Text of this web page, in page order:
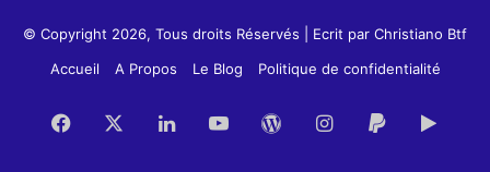
© Copyright 2026, Tous droits Réservés | Ecrit par Christiano Btf
Accueil
A Propos Le Blog Politique de confidentialité
Facebook LinkedinYouTubeWordPress
Instagram
PayPal